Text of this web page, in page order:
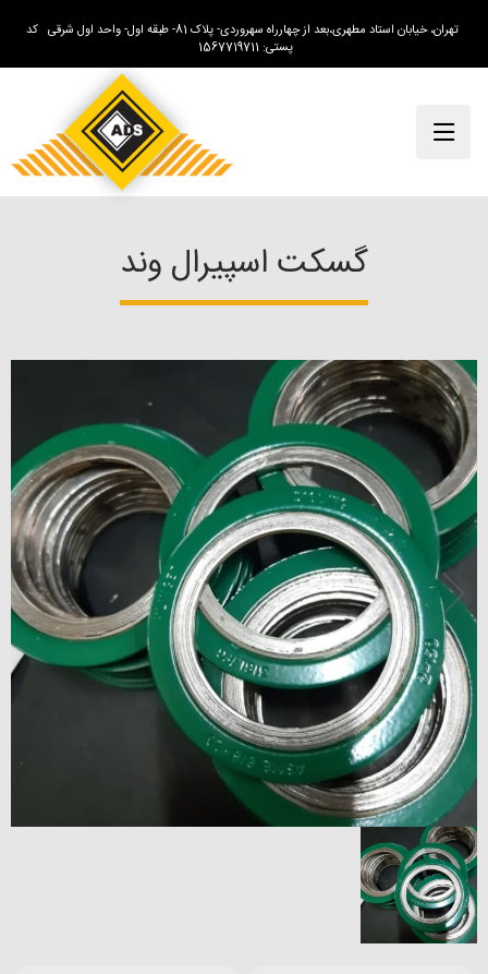
تهران، خیابان استاد مطهری،بعد از چهارراه سهروردی- پلاک 81- طبقه اول- واحد اول شرقی کد
پستی: 1567719711
گسکت اسپیرال وند